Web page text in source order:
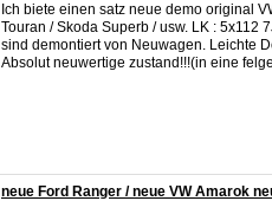
Ich biete einen satz neue demo original
Touran / Skoda Superb / usw. LK : 5x112
sind demontiert von Neuwagen. Leichte
Absolut neuwertige zustand!!!(in eine
neue Ford Ranger / neue VW Amarok